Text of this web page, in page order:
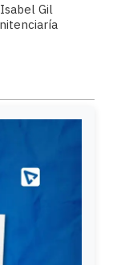
Gil